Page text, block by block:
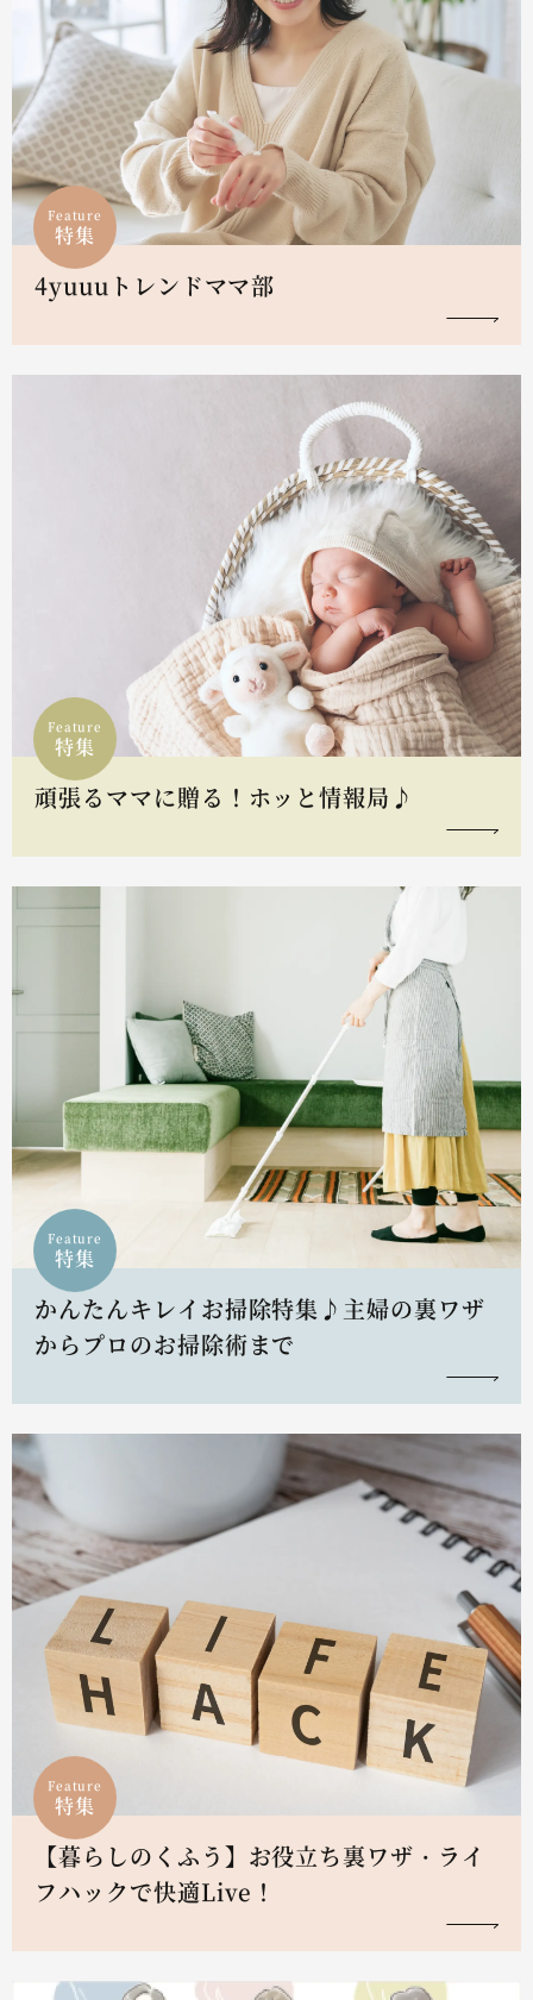
Feature
特集
4yuuuトレンドママ部
Feature
特集
頑張るママに贈る！ホッと情報局♪
Feature
特集
かんたんキレイお掃除特集♪主婦の裏ワザ
からプロのお掃除術まで
Feature
特集
【暮らしのくふう】お役立ち裏ワザ・ライ
フハックで快適Live！